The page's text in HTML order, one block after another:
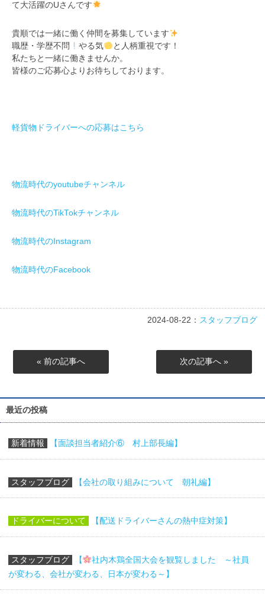
て大活躍のUさんです
貴順では一緒に働く仲間を募集しています
職歴・学歴不問
やる気
と人柄重視です！
私たちと一緒に働きませんか。
皆様のご応募心よりお待ちしております。
軽貨物ドライバーへの応募はこちら
物流時代のyoutubeチャンネル
物流時代のTikTokチャンネル
物流時代のInstagram
物流時代のFacebook
2024-08-22： スタッフブログ
« 前の記事へ 次の記事へ »
最近の投稿
新着情報 【面談担当者紹介⑥ 村上部長編】
スタッフブログ 【会社の取り組みについて 朝礼編】
ドライバーについて 【配送ドライバーさんの熱中症対策】
スタッフブログ 【
社内木鶏全国大会を観覧しました ～社員
が変わる、会社が変わる、日本が変わる～】